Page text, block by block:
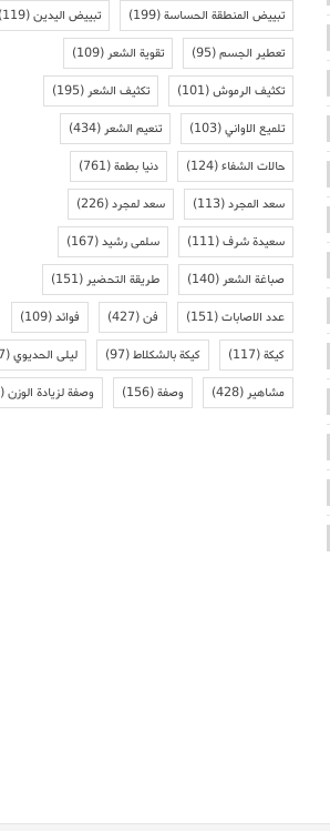
تبييض المنطقة الحساسة(199) تبييض اليدين(119)
تعطير الجسم(95) تقوية الشعر(109)
تكثيف الرموش(101) تكثيف الشعر(195)
تلميع الاواني(103) تنعيم الشعر(434)
حالات الشفاء(124) دنيا بطمة(761)
سعد المجرد(113) سعد لمجرد(226)
سعيدة شرف(111) سلمى رشيد(167)
صباغة الشعر(140) طريقة التحضير(151)
عدد الاصابات(151) فن(427) فوائد(109)
كيكة(117) كيكة بالشكلاط(97) ليلى الحديوي(97)
مشاهير(428) وصفة(156) وصفة لزيادة الوزن(138)